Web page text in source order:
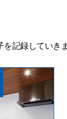
を記録していき